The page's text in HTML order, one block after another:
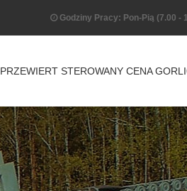
Godziny Pracy: Pon-Pią (7.00 -
PRZEWIERT STEROWANY CENA